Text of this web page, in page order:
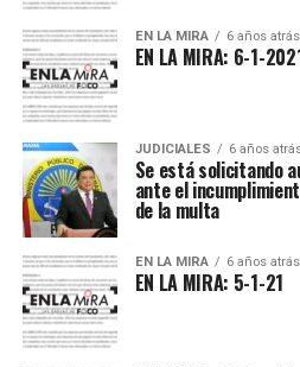
EN LA MIRA 6 años atrás
EN LA MIRA: 6-1-
JUDICIALES 6 años
Se está solicitando
ante el
de la multa
EN LA MIRA 6 años atrás
EN LA MIRA: 5-1-21